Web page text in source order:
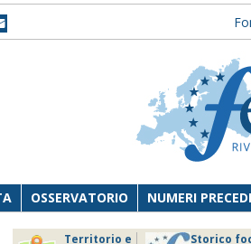
OSSERVATORIO NUMERI
Territorio e
Storico